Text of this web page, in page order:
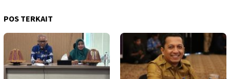
POS TERKAIT